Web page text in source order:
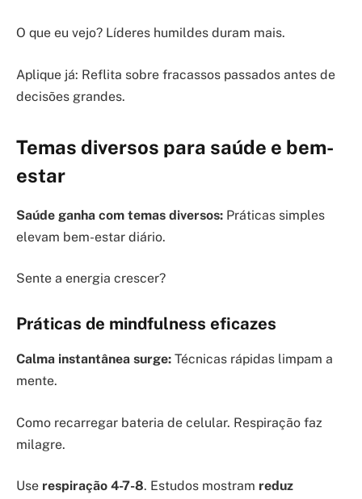
O que eu vejo? Líderes humildes duram mais.
Aplique já: Reflita sobre fracassos passados antes de
decisões grandes.
Temas diversos para saúde e bem-
estar
Saúde ganha com temas diversos: Práticas simples
elevam bem-estar diário.
Sente a energia crescer?
Práticas de mindfulness eficazes
Calma instantânea surge: Técnicas rápidas limpam a
mente.
Como recarregar bateria de celular. Respiração faz
milagre.
Use respiração 4-7-8. Estudos mostram reduz